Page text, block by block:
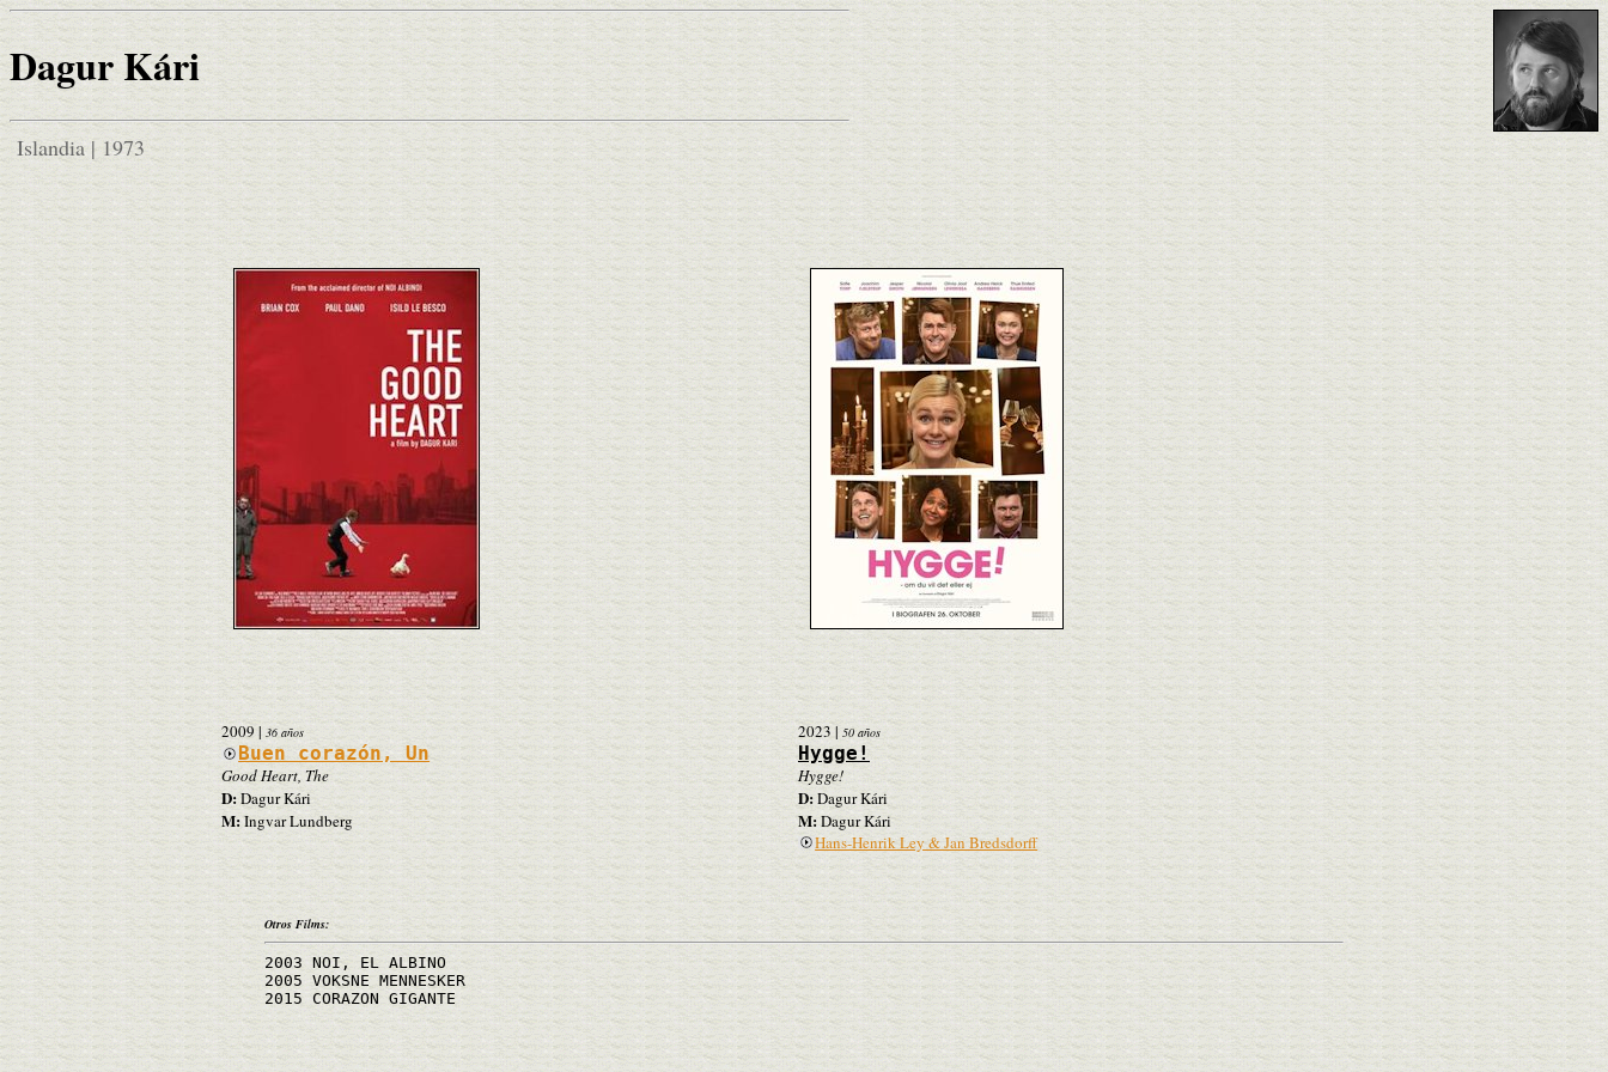
Dagur Kári
Islandia | 1973
2009 | 36 años
Buen corazón, Un
Good Heart, The
D:Dagur Kári
M:Ingvar Lundberg
2023| 50 años
Hygge!
Hygge!
D:Dagur Kári
M:Dagur Kári
Hans-Henrik Ley & Jan Bredsdorff
Otros Films:
2003 NOI, EL ALBINO
2005 VOKSNE MENNESKER
2015 CORAZON GIGANTE